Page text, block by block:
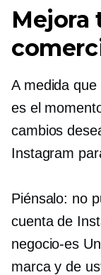
Mejora
A medida
es el
cambios
Instagram
Piénsalo: no
cuenta de
negocio-es
marca y de